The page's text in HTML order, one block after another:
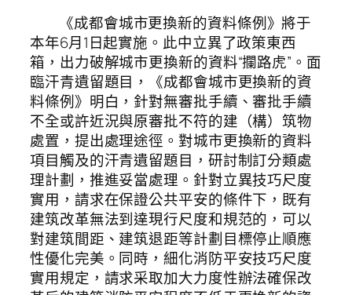
《成都會城市更換新的資料條例》將于
本年6月1日起實施。此中立異了政策東西
箱，出力破解城市更換新的資料“攔路虎”。面
臨汗青遺留題目，《成都會城市更換新的資
料條例》明白，針對無審批手續、審批手續
不全或許近況與原審批不符的建（構）筑物
處置，提出處理途徑。對城市更換新的資料
項目觸及的汗青遺留題目，研討制訂分類處
理計劃，推進妥當處理。針對立異技巧尺度
實用，請求在保證公共平安的條件下，既有
建筑改革無法到達現行尺度和規范的，可以
對建筑間距、建筑退距等計劃目標停止順應
性優化完美。同時，細化消防平安技巧尺度
實用規定，請求采取加大力度性辦法確保改